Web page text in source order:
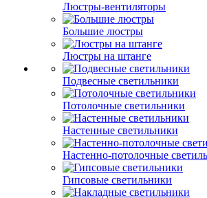
Люстры-вентиляторы
Большие люстры
Люстры на штанге
Подвесные светильники
Потолочные светильники
Настенные светильники
Настенно-потолочные
Гипсовые светильники